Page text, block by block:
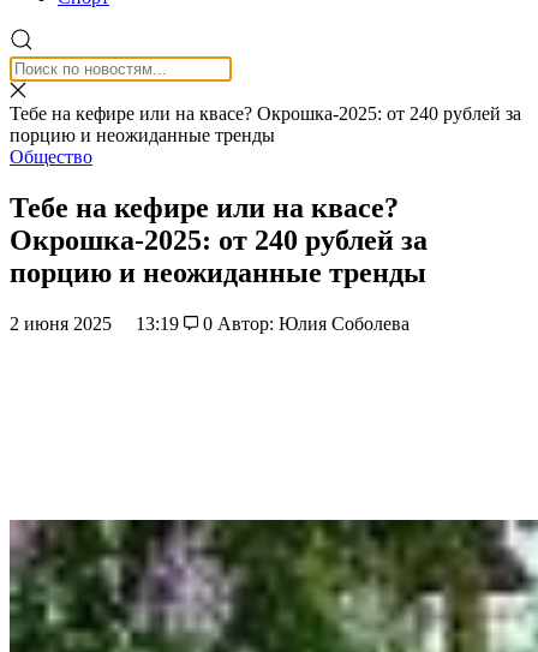
Тебе на кефире или на квасе? Окрошка-2025: от 240 рублей за
порцию и неожиданные тренды
Общество
Тебе на кефире или на квасе?
Окрошка-2025: от 240 рублей за
порцию и неожиданные тренды
2 июня 2025 13:19 0 Автор: Юлия Соболева